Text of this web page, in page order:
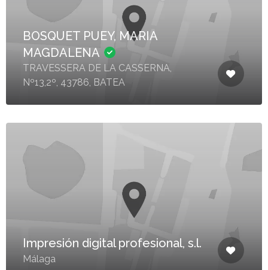
BOSQUET PUEY, MARIA
MAGDALENA
TRAVESSERA DE LA CASSERNA,
Nº13,2º, 43786, BATEA
Impresión digital profesional, s.l.
Málaga